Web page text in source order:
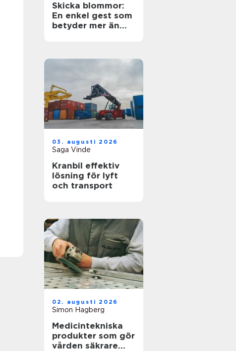
Skicka blommor:
En enkel gest som
betyder mer än
03. augusti 2026
Saga Vinde
Kranbil effektiv
lösning för lyft
och transport
02. augusti 2026
Simon Hagberg
Medicintekniska
produkter som gör
vården säkrare